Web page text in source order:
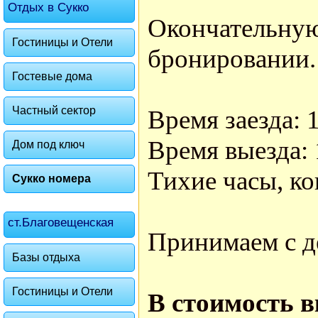
Отдых в Сукко
Гостиницы и Отели
Гостевые дома
Частный сектор
Дом под ключ
Сукко номера
ст.Благовещенская
Базы отдыха
Гостиницы и Отели
бронировании.
Время заезда:
Время выезда:
Тихие часы,
Принимаем с
В стоимость